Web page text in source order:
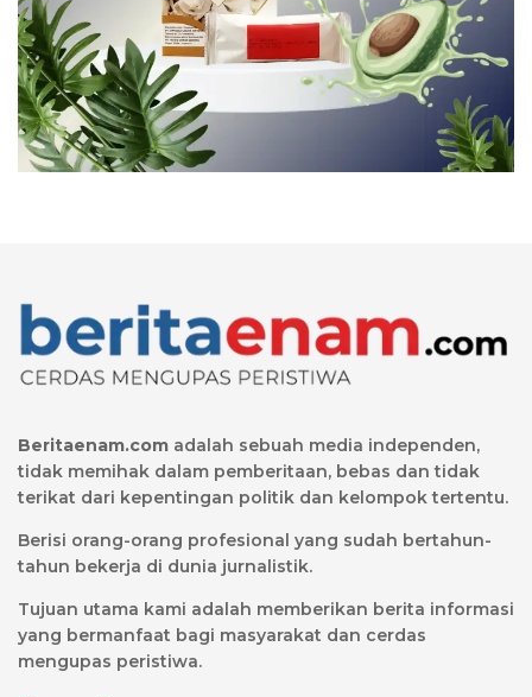
Beritaenam.com adalah sebuah media independen,
tidak memihak dalam pemberitaan, bebas dan tidak
terikat dari kepentingan politik dan kelompok tertentu.
Berisi orang-orang profesional yang sudah bertahun-
tahun bekerja di dunia jurnalistik.
Tujuan utama kami adalah memberikan berita informasi
yang bermanfaat bagi masyarakat dan cerdas
mengupas peristiwa.